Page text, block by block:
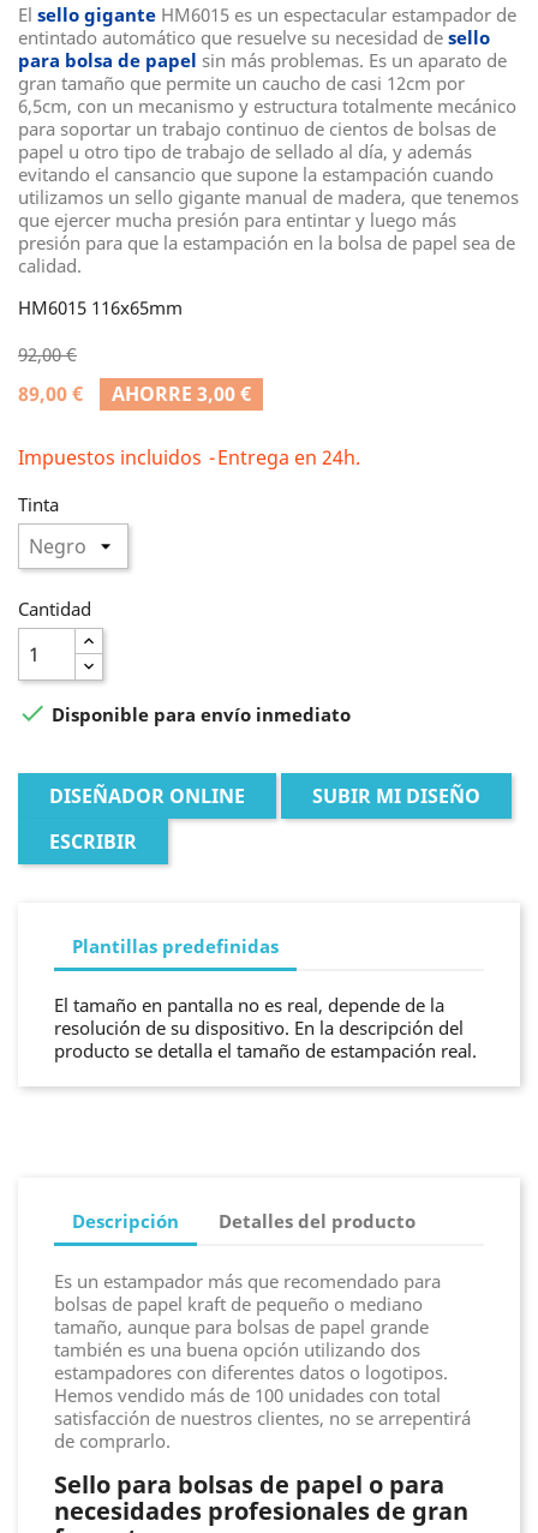
El sello gigante HM6015 es un espectacular estampador de
entintado automático que resuelve su necesidad de sello
para bolsa de papel sin más problemas. Es un aparato de
gran tamaño que permite un caucho de casi 12cm por
6,5cm, con un mecanismo y estructura totalmente mecánico
para soportar un trabajo continuo de cientos de bolsas de
papel u otro tipo de trabajo de sellado al día, y además
evitando el cansancio que supone la estampación cuando
utilizamos un sello gigante manual de madera, que tenemos
que ejercer mucha presión para entintar y luego más
presión para que la estampación en la bolsa de papel sea de
calidad.
HM6015 116x65mm
92,00 €
89,00 € AHORRE 3,00 €
Impuestos incluidos Entrega en 24h.
Tinta
Cantidad
 Disponible para envío inmediato
DISEÑADOR ONLINE
SUBIR MI DISEÑO
ESCRIBIR
Plantillas predefinidas
El tamaño en pantalla no es real, depende de la
resolución de su dispositivo. En la descripción del
producto se detalla el tamaño de estampación real.
Descripción Detalles del producto
Es un estampador más que recomendado para
bolsas de papel kraft de pequeño o mediano
tamaño, aunque para bolsas de papel grande
también es una buena opción utilizando dos
estampadores con diferentes datos o logotipos.
Hemos vendido más de 100 unidades con total
satisfacción de nuestros clientes, no se arrepentirá
de comprarlo.
Sello para bolsas de papel o para
necesidades profesionales de gran